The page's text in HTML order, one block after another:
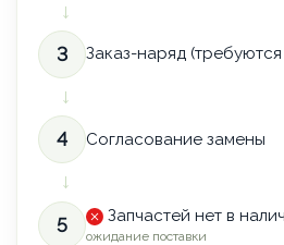
→
3 Заказ-наряд (требуются
→
4 Согласование замены
→
5 Запчастей нет в
ожидание поставки